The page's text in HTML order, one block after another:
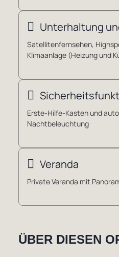
Unterhaltung
Satellitenfernsehen,
Klimaanlage (Heizung und
Erste-Hilfe-Kasten und
Nachtbeleuchtung
Veranda
Private Veranda mit
ÜBER DIESEN